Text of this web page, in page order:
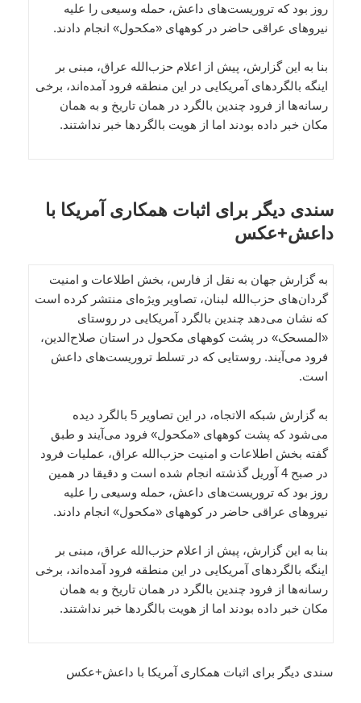
روز بود که تروریست‌های داعش، حمله وسیعی را علیه
نیروهای عراقی حاضر در کوههای «مکحول» انجام دادند.
بنا به این گزارش، پیش از اعلام حزب‌الله عراق، مبنی بر
اینگه بالگردهای آمریکایی در این منطقه فرود آمده‌اند، برخی
رسانه‌ها از فرود چندین بالگرد در همان تاریخ و به همان
مکان خبر داده‌ بودند اما از هویت بالگردها خبر نداشتند.
سندی دیگر برای اثبات همکاری آمریکا با
داعش+عکس
به گزارش جهان به نقل از فارس، بخش اطلاعات و امنیت
گردان‌های حزب‌الله لبنان، تصاویر ویژه‌ای منتشر کرده است
که نشان می‌دهد چندین بالگرد آمریکایی در روستای
«المسحک» در پشت کوههای مکحول در استان صلاح‌الدین،
فرود می‌آیند. روستایی که در تسلط تروریست‌های داعش
است.
به گزارش شبکه الاتجاه، در این تصاویر 5 بالگرد دیده
می‌شود که پشت کوههای «مکحول» فرود می‌آیند و طبق
گفته بخش اطلاعات و امنیت حزب‌الله عراق، عملیات فرود
در صبح 4 آوریل گذشته انجام شده است و دقیقا در همین
روز بود که تروریست‌های داعش، حمله وسیعی را علیه
نیروهای عراقی حاضر در کوههای «مکحول» انجام دادند.
بنا به این گزارش، پیش از اعلام حزب‌الله عراق، مبنی بر
اینگه بالگردهای آمریکایی در این منطقه فرود آمده‌اند، برخی
رسانه‌ها از فرود چندین بالگرد در همان تاریخ و به همان
مکان خبر داده‌ بودند اما از هویت بالگردها خبر نداشتند.
سندی دیگر برای اثبات همکاری آمریکا با داعش+عکس